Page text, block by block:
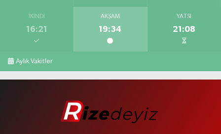
İKINDI
16:21
AKŞAM
19:34
YATSI
21:08
Aylık Vakitler